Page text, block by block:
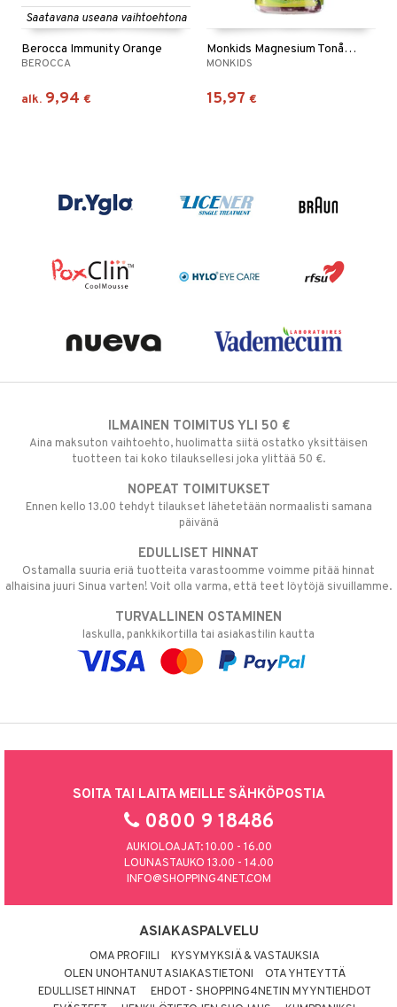
Saatavana useana vaihtoehtona
Berocca Immunity Orange
BEROCCA
alk. 9,94 €
Monkids Magnesium Tonår Blåbär
MONKIDS
15,97 €
ILMAINEN TOIMITUS YLI 50 €
Aina maksuton vaihtoehto, huolimatta siitä ostatko yksittäisen
tuotteen tai koko tilauksellesi joka ylittää 50 €.
NOPEAT TOIMITUKSET
Ennen kello 13.00 tehdyt tilaukset lähetetään normaalisti samana
päivänä
EDULLISET HINNAT
Ostamalla suuria eriä tuotteita varastoomme voimme pitää hinnat
alhaisina juuri Sinua varten! Voit olla varma, että teet löytöjä sivuillamme.
TURVALLINEN OSTAMINEN
laskulla, pankkikortilla tai asiakastilin kautta
SOITA TAI LAITA MEILLE SÄHKÖPOSTIA
0800 9 18486
AUKIOLOAJAT: 10.00 - 16.00
LOUNASTAUKO 13.00 - 14.00
INFO@SHOPPING4NET.COM
ASIAKASPALVELU
OMA PROFIILI
KYSYMYKSIÄ & VASTAUKSIA
OLEN UNOHTANUT ASIAKASTIETONI
OTA YHTEYTTÄ
EDULLISET HINNAT
EHDOT - SHOPPING4NETIN MYYNTIEHDOT